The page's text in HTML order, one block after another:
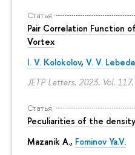
Статья
Pair Correlation Function
Vortex
I. V. Kolokolov, V. V.
JETP Letters. 2023. Vol.
Статья
Peculiarities of the
Mazanik A., Fominov Ya.V.